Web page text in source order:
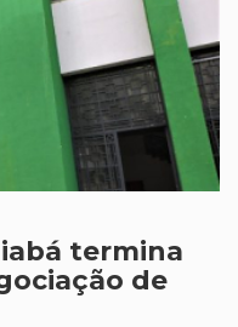
termina
de